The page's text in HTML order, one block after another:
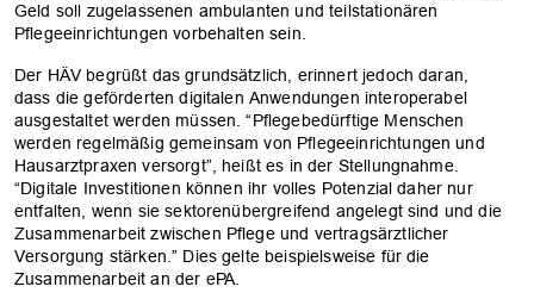
Geld soll zugelassenen ambulanten und teilstationären
Pflegeeinrichtungen vorbehalten sein.
Der HÄV begrüßt das grundsätzlich, erinnert jedoch daran,
dass die geförderten digitalen Anwendungen interoperabel
ausgestaltet werden müssen. “Pflegebedürftige Menschen
werden regelmäßig gemeinsam von Pflegeeinrichtungen und
Hausarztpraxen versorgt”, heißt es in der Stellungnahme.
“Digitale Investitionen können ihr volles Potenzial daher nur
entfalten, wenn sie sektorenübergreifend angelegt sind und die
Zusammenarbeit zwischen Pflege und vertragsärztlicher
Versorgung stärken.” Dies gelte beispielsweise für die
Zusammenarbeit an der ePA.